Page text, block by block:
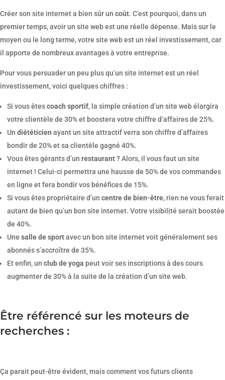
Créer son site internet a bien sûr un coût. C’est pourquoi, dans un
premier temps, avoir un site web est une réelle dépense. Mais sur le
moyen ou le long terme, votre site web est un réel investissement, car
il apporte de nombreux avantages à votre entreprise.
Pour vous persuader un peu plus qu’un site internet est un réel
investissement, voici quelques chiffres :
Si vous êtescoach sportif, la simple création d’un site web élargira
votre clientèle de 30% et boostera votre chiffre d’affaires de 25%.
Un diététicien ayant un site attractif verra son chiffre d’affaires
bondir de 20% et sa clientèle gagné 40%.
Vous êtes gérants d’un restaurant? Alors, il vous faut un site
internet ! Celui-ci permettra une hausse de 50% de vos commandes
en ligne et fera bondir vos bénéfices de 15%.
Si vous êtes propriétaire d’un centre de bien-être, rien ne vous ferait
autant de bien qu’un bon site internet. Votre visibilité serait boostée
de 40%.
Une salle de sportavec un bon site internet voit généralement ses
abonnés s’accroître de 35%.
Et enfin, un club de yoga peut voir ses inscriptions à des cours
augmenter de 30% à la suite de la création d’un site web.
Être référencé sur les moteurs de
recherches :
Ça parait peut-être évident, mais comment vos futurs clients